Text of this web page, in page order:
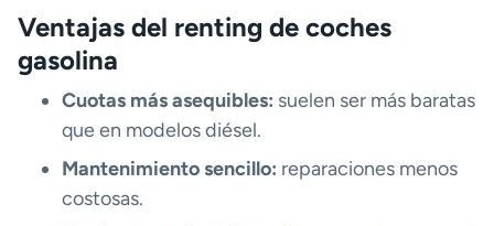
Ventajas del renting de coches
gasolina
Cuotas más asequibles: suelen ser más baratas
que en modelos diésel.
Mantenimiento sencillo: reparaciones menos
costosas.